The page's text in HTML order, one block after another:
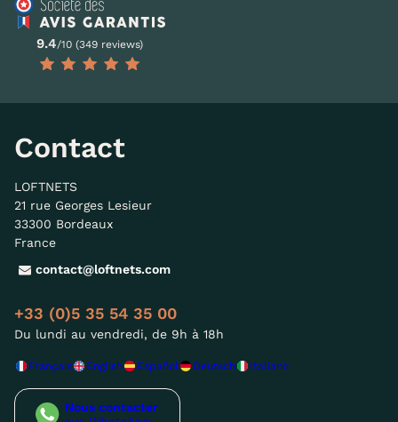
9.4/10 (349 reviews)
Contact
LOFTNETS
21 rue Georges Lesieur
33300 Bordeaux
France
contact@loftnets.com
+33 (0)5 35 54 35 00
Du lundi au vendredi, de 9h à 18h
Français English Español Deutsch Italiano
Nous contacter